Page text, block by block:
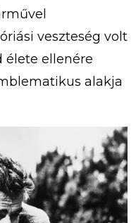
veszteség volt
élete ellenére
alakja